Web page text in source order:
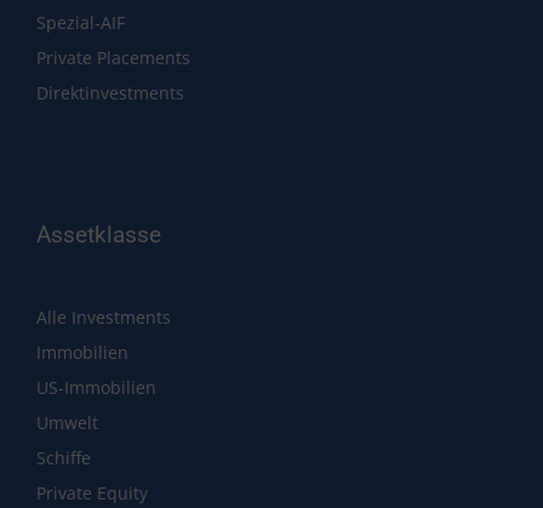
Spezial-AIF
Private Placements
Direktinvestments
Assetklasse
Alle Investments
Immobilien
US-Immobilien
Umwelt
Schiffe
Private Equity